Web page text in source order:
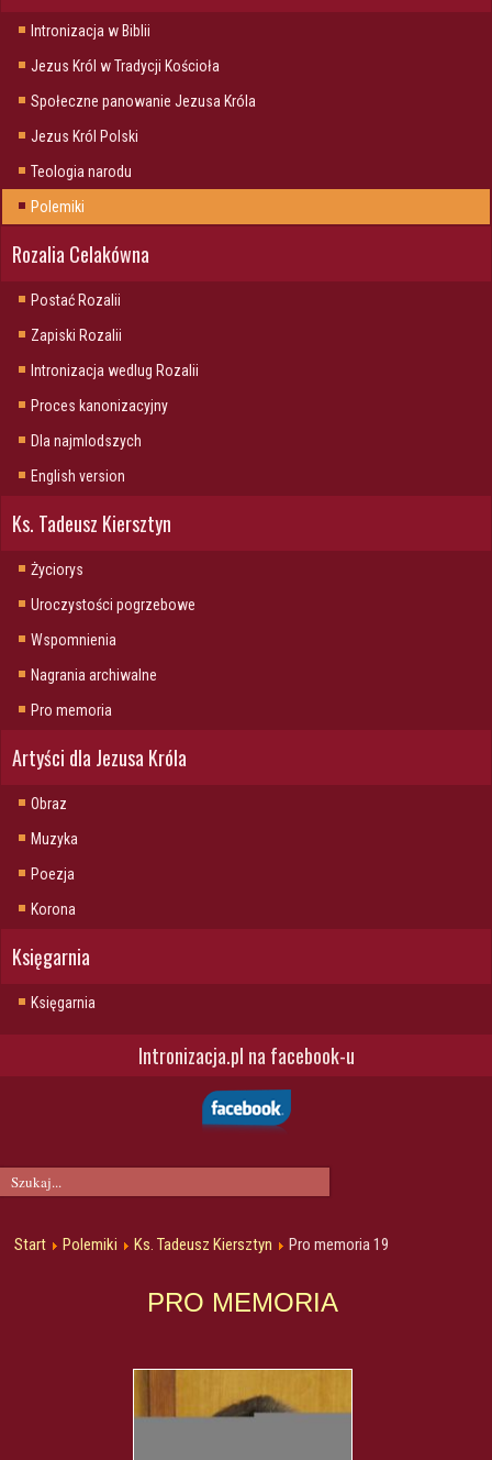
Intronizacja w Biblii
Jezus Król w Tradycji Kościoła
Społeczne panowanie Jezusa Króla
Jezus Król Polski
Teologia narodu
Polemiki
Rozalia Celakówna
Postać Rozalii
Zapiski Rozalii
Intronizacja wedlug Rozalii
Proces kanonizacyjny
Dla najmlodszych
English version
Ks. Tadeusz Kiersztyn
Życiorys
Uroczystości pogrzebowe
Wspomnienia
Nagrania archiwalne
Pro memoria
Artyści dla Jezusa Króla
Obraz
Muzyka
Poezja
Korona
Księgarnia
Księgarnia
Intronizacja.pl na facebook-u
Start Polemiki Ks. Tadeusz Kiersztyn Pro memoria 19
PRO MEMORIA